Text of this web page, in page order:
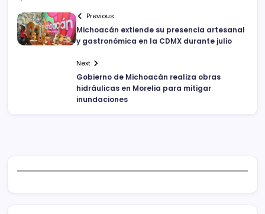
Previous
Michoacán extiende su presencia artesanal
y gastronómica en la CDMX durante julio
Next
Gobierno de Michoacán realiza obras
hidráulicas en Morelia para mitigar
inundaciones